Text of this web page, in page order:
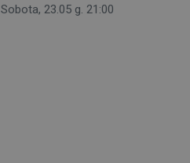
Sobota, 23.05 g. 21:00